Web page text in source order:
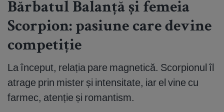
Bărbatul Balanță și femeia
Scorpion: pasiune care devine
competiție
La început, relația pare magnetică. Scorpionul îl
atrage prin mister și intensitate, iar el vine cu
farmec, atenție și romantism.